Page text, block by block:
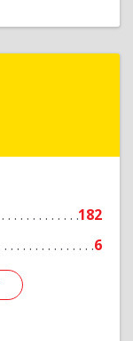
182
6
Уренгой г,